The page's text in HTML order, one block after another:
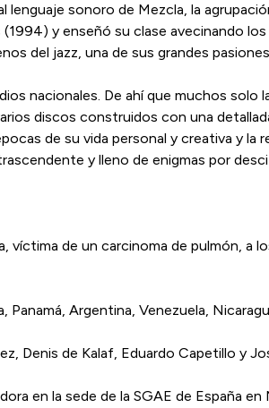
sonoro de Mez­cla, la
y enseñó su clase avecinando
del jazz, una de sus grandes
nacionales. De ahí que muchos
discos construidos con una
de su vida personal y creativa y
y lleno de enigmas por
víctima de un carcinoma de pulmón, a
Panamá, Argentina, Venezuela,
Denis de Kalaf, Eduardo Capetillo y
en la sede de la SGAE de España